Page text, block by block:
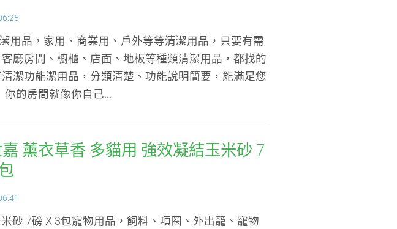
用品，家用、商業用、戶外等等清潔用品，只要有需
廳房間、櫥櫃、店面、地板等種類清潔用品，都找的
潔功能潔用品，分類清楚、功能說明簡要，能滿足您
的房間就像你自己...
薰衣草香 多貓用 強效凝結玉米砂 7
砂 7磅 X 3包寵物用品，飼料、項圈、外出籠、寵物